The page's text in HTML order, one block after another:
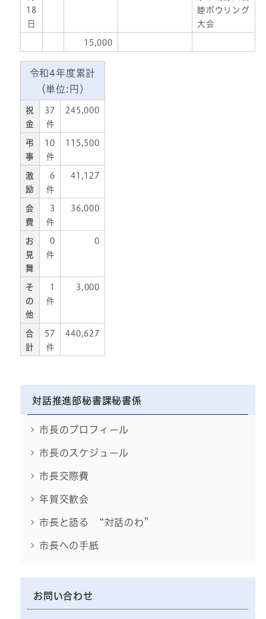
18
日
睦ボウリング
大会
15,000
令和4年度累計
（単位:円）
祝
金
37
件
245,000
弔
事
10
件
115,500
激
励
6
件
41,127
会
費
3
件
36,000
お
見
舞
0
件
0
そ
の
他
1
件
3,000
合
計
57
件
440,627
対話推進部秘書課秘書係
市長のプロフィール
市長のスケジュール
市長交際費
年賀交歓会
市長と語る “対話のわ”
市長への手紙
お問い合わせ